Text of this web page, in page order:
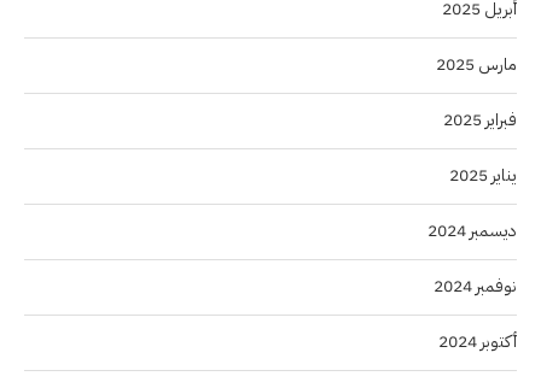
أبريل 2025
مارس 2025
فبراير 2025
يناير 2025
ديسمبر 2024
نوفمبر 2024
أكتوبر 2024